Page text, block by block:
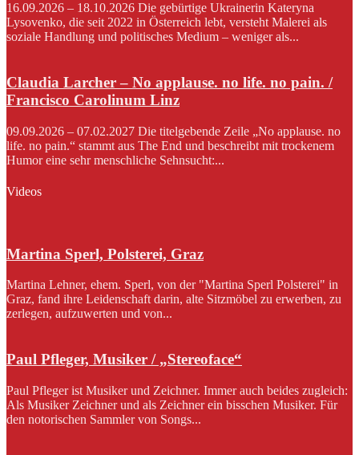
16.09.2026 – 18.10.2026 Die gebürtige Ukrainerin Kateryna
Lysovenko, die seit 2022 in Österreich lebt, versteht Malerei als
soziale Handlung und politisches Medium – weniger als...
Claudia Larcher – No applause. no life. no pain. /
Francisco Carolinum Linz
09.09.2026 – 07.02.2027 Die titelgebende Zeile „No applause. no
life. no pain.“ stammt aus The End und beschreibt mit trockenem
Humor eine sehr menschliche Sehnsucht:...
Videos
Martina Sperl, Polsterei, Graz
Martina Lehner, ehem. Sperl, von der "Martina Sperl Polsterei" in
Graz, fand ihre Leidenschaft darin, alte Sitzmöbel zu erwerben, zu
zerlegen, aufzuwerten und von...
Paul Pfleger, Musiker / „Stereoface“
Paul Pfleger ist Musiker und Zeichner. Immer auch beides zugleich:
Als Musiker Zeichner und als Zeichner ein bisschen Musiker. Für
den notorischen Sammler von Songs...